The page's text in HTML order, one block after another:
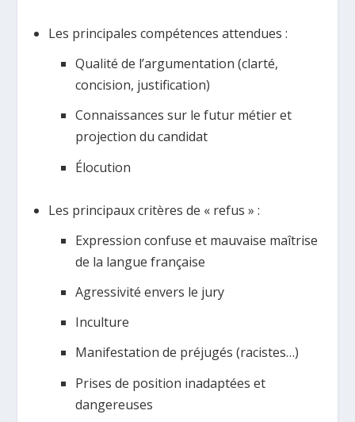
Les principales compétences attendues :
Qualité de l’argumentation (clarté,
concision, justification)
Connaissances sur le futur métier et
projection du candidat
Élocution
Les principaux critères de « refus » :
Expression confuse et mauvaise maîtrise
de la langue française
Agressivité envers le jury
Inculture
Manifestation de préjugés (racistes…)
Prises de position inadaptées et
dangereuses